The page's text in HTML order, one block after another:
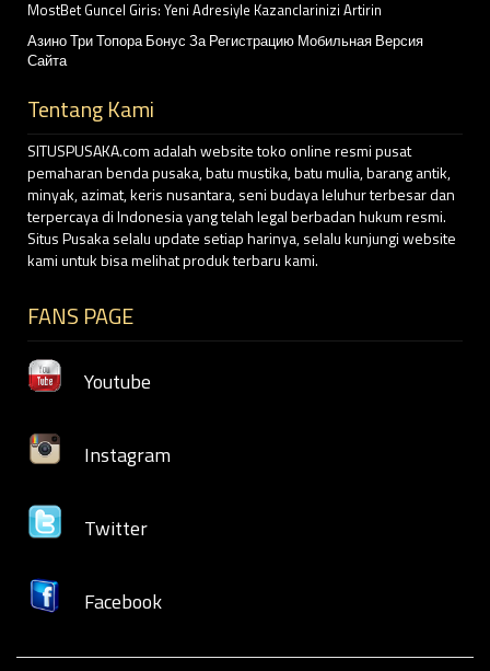
MostBet Guncel Giris: Yeni Adresiyle Kazanclarinizi Artirin
Азино Три Топора Бонус За Регистрацию Мобильная Версия
Сайта
Tentang Kami
SITUSPUSAKA.com adalah website toko online resmi pusat
pemaharan benda pusaka, batu mustika, batu mulia, barang antik,
minyak, azimat, keris nusantara, seni budaya leluhur terbesar dan
terpercaya di Indonesia yang telah legal berbadan hukum resmi.
Situs Pusaka selalu update setiap harinya, selalu kunjungi website
kami untuk bisa melihat produk terbaru kami.
FANS PAGE
Youtube
Instagram
Twitter
Facebook